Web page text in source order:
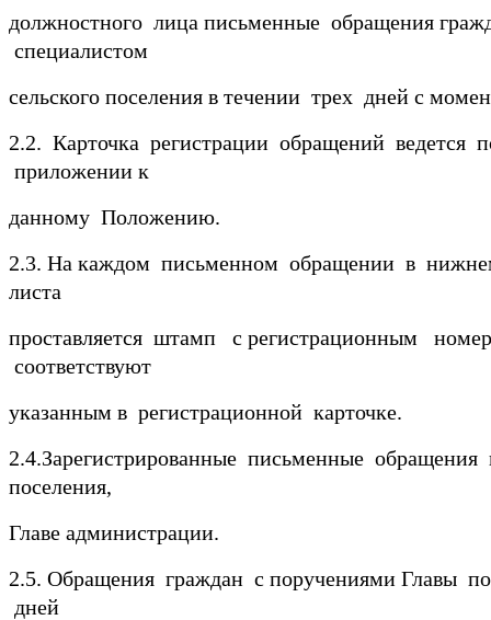
должностного лица письменные обращения
специалистом
сельского поселения в течении трех дней с
2.2. Карточка регистрации обращений ведется
приложении к
данному Положению.
2.3. На каждом письменном обращении в
листа
проставляется штамп с регистрационным
соответствуют
указанным в регистрационной карточке.
2.4.Зарегистрированные письменные обращения
поселения,
Главе администрации.
2.5. Обращения граждан с поручениями Главы
дней